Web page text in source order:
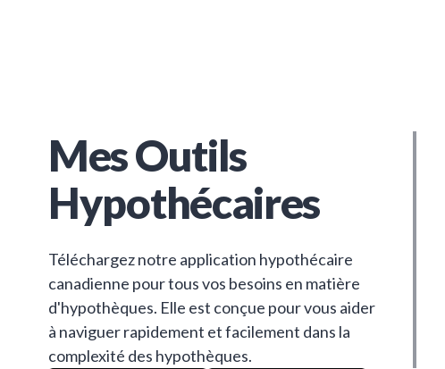
Mes Outils
Hypothécaires
Téléchargez notre application hypothécaire
canadienne pour tous vos besoins en matière
d'hypothèques. Elle est conçue pour vous aider
à naviguer rapidement et facilement dans la
complexité des hypothèques.